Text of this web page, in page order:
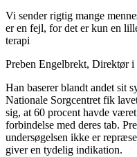
Vi sender rigtig mange
er en fejl, for det er kun en
terapi
Preben Engelbrekt, Direktør
Han baserer blandt andet sit
Nationale Sorgcentret fik
sig, at 60 procent havde
forbindelse med deres tab.
undersøgelsen ikke er
giver en tydelig indikation.